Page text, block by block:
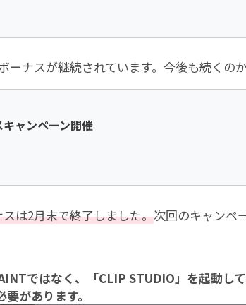
ーナスが継続されています。今後も続くの
ャンペーン開催
は2月末で終了しました。次回のキャンペ
ではなく、「CLIP STUDIO」を起動し
があります。